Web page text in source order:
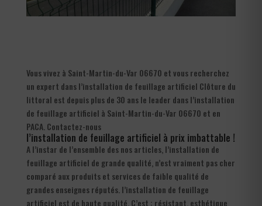
Vous vivez à Saint-Martin-du-Var 06670 et vous recherchez
un expert dans l’installation de feuillage artificiel Clôture du
littoral est depuis plus de 30 ans le leader dans l’installation
de feuillage artificiel à Saint-Martin-du-Var 06670 et en
PACA. Contactez-nous
l’installation de feuillage artificiel à prix imbattable !
A l’instar de l’ensemble des nos articles, l’installation de
feuillage artificiel de grande qualité, n’est vraiment pas cher
comparé aux produits et services de faible qualité de
grandes enseignes réputés. l’installation de feuillage
artificiel est de haute qualité. C’est : résistant, esthétique